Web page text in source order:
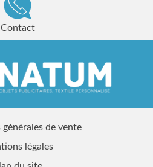
Contact
de vente
légales